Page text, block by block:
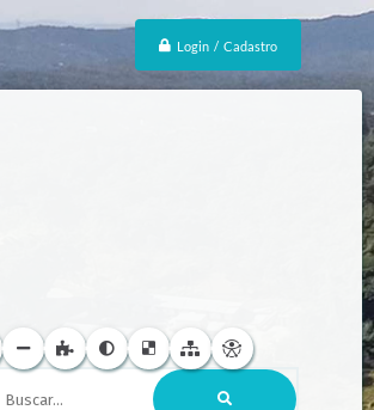
Login / Cadastro